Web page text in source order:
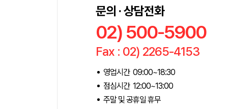
문의 · 상담전화
02) 500-5900
Fax : 02) 2265-4153
영업시간 09:00~18:30
점심시간 12:00~13:00
주말 및 공휴일 휴무